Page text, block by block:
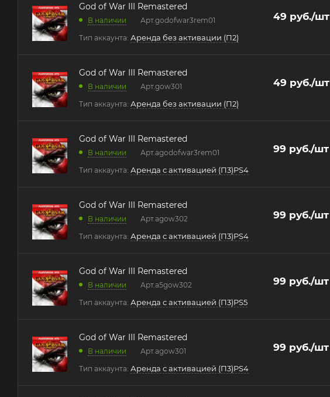
God of War III Remastered
В наличии Арт.godofwar3rem01
Тип аккаунта: Аренда без активации (П2)
49 руб./шт
God of War III Remastered
В наличии Арт.gow301
Тип аккаунта: Аренда без активации (П2)
49 руб./шт
God of War III Remastered
В наличии Арт.agodofwar3rem01
Тип аккаунта: Аренда с активацией (П3)PS4
99 руб./шт
God of War III Remastered
В наличии Арт.agow302
Тип аккаунта: Аренда с активацией (П3)PS4
99 руб./шт
God of War III Remastered
В наличии Арт.a5gow302
Тип аккаунта: Аренда с активацией (П3)PS5
99 руб./шт
God of War III Remastered
В наличии Арт.agow301
Тип аккаунта: Аренда с активацией (П3)PS4
99 руб./шт